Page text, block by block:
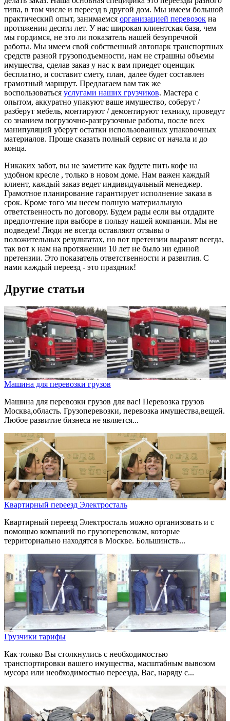
типа, в том числе и переезд в другой дом. Мы имеем большой
практический опыт, занимаемся организацией перевозок на
протяжении десяти лет. У нас широкая клиентская база, чем
мы гордимся, не это ли показатель нашей безупречной
работы. Мы имеем свой собственный автопарк транспортных
средств разной грузоподъемности, нам не страшны объемы
имущества, сделав заказ у нас к вам приедет оценщик
бесплатно, и составит смету, план, далее будет составлен
грамотный маршрут. Предлагаем вам так же
воспользоваться услугами наших грузчиков. Мастера с
опытом, аккуратно упакуют ваше имущество, соберут /
разберут мебель, монтируют / демонтируют технику, проведут
со знанием погрузочно-разгрузочные работы, после всех
манипуляций уберут остатки использованных упаковочных
материалов. Проще сказать полный сервис от начала и до
конца.
Никаких забот, вы не заметите как будете пить кофе на
удобном кресле , только в новом доме. Нам важен каждый
клиент, каждый заказ ведет индивидуальный менеджер.
Грамотное планирование гарантирует исполнение заказа в
срок. Кроме того мы несем полную материальную
ответственность по договору. Будем рады если вы отдадите
предпочтение при выборе в пользу нашей компании. Мы не
подведем! Люди не всегда оставляют отзывы о
положительных результатах, но вот претензии выразят всегда,
так вот к нам на протяжении 10 лет не было ни единой
претензии. Это показатель ответственности и развития. С
нами каждый переезд - это праздник!
Другие статьи
Машина для перевозки грузов
Машина для перевозки грузов для вас! Перевозка грузов
Москва,область. Грузоперевозки, перевозка имущества,вещей.
Любое развитие бизнеса не является...
Квартирный переезд Электросталь
Квартирный переезд Электросталь можно организовать и с
помощью компаний по грузоперевозкам, которые
территориально находятся в Москве. Большинств...
Грузчики тарифы
Как только Вы столкнулись с необходимостью
транспортировки вашего имущества, масштабным вывозом
мусора или необходимостью переезда, Вас, наряду с...